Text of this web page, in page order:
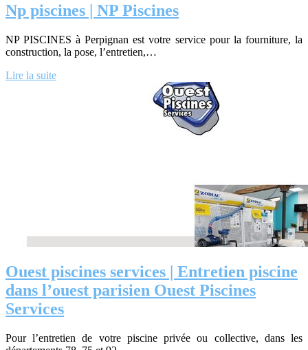
Np piscines | NP Piscines
NP PISCINES à Perpignan est votre service pour la fourniture, la
construction, la pose, l’entretien,…
Lire la suite
Ouest piscines services | Entretien piscine
dans l’ouest parisien Ouest Piscines
Services
Pour l’entretien de votre piscine privée ou collective, dans les